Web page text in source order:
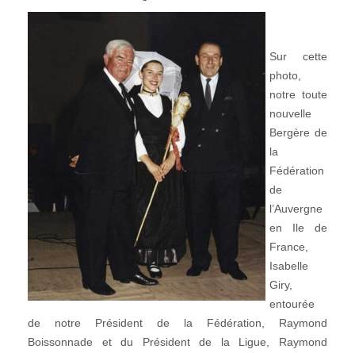
Sur cette
photo,
notre toute
nouvelle
Bergère de
la
Fédération
de
l’Auvergne
en Ile de
France,
Isabelle
Giry,
entourée
de notre Président de la Fédération, Raymond
Boissonnade et du Président de la Ligue, Raymond